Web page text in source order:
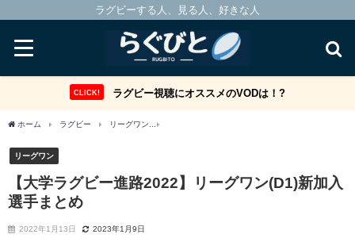
ラグビーする人、見る人、好きな人
CLICK! ラグビー視聴にオススメのVODは！?
ホーム ラグビー リーグワン
リーグワン
【大学ラグビー進路2022】リーグワン(D1)新加入
選手まとめ
2022年1月13日 2023年1月9日